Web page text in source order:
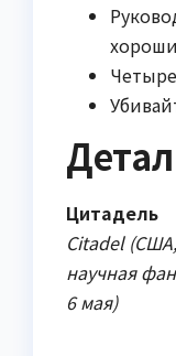
Цитадель
Citadel
научная
6 мая)